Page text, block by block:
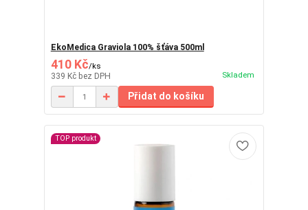
EkoMedica Graviola 100% šťáva 500ml
410 Kč/ks
339 Kč bez DPH Skladem
Přidat do košíku
TOP produkt